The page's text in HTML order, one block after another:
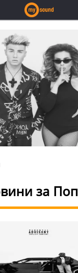
за Поп